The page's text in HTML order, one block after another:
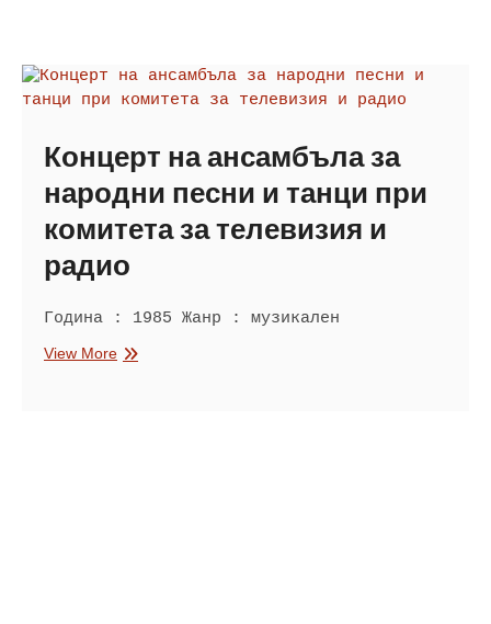
Концерт на ансамбъла за
народни песни и танци при
комитета за телевизия и
радио
Година : 1985 Жанр : музикален
View MoreКонцерт